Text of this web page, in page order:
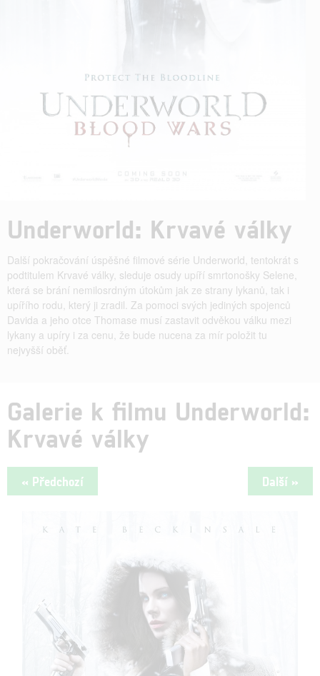
Underworld: Krvavé války
Další pokračování úspěšné filmové série Underworld, tentokrát s
podtitulem Krvavé války, sleduje osudy upíří smrtonošky Selene,
která se brání nemilosrdným útokům jak ze strany lykanů, tak i
upířího rodu, který ji zradil. Za pomoci svých jediných spojenců
Davida a jeho otce Thomase musí zastavit odvěkou válku mezi
lykany a upíry i za cenu, že bude nucena za mír položit tu
nejvyšší oběť.
Galerie k filmu Underworld:
Krvavé války
« Předchozí Další »